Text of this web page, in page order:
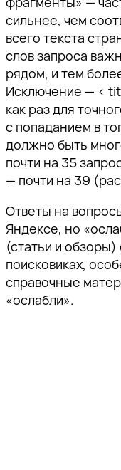
сильнее, чем
всего текста
слов запроса
рядом, и тем
Исключение —
как раз для
с попаданием в
должно быть
почти на 35
— почти на 39
Ответы на
Яндексе, но
(статьи и
поисковиках,
справочные
«ослабли».